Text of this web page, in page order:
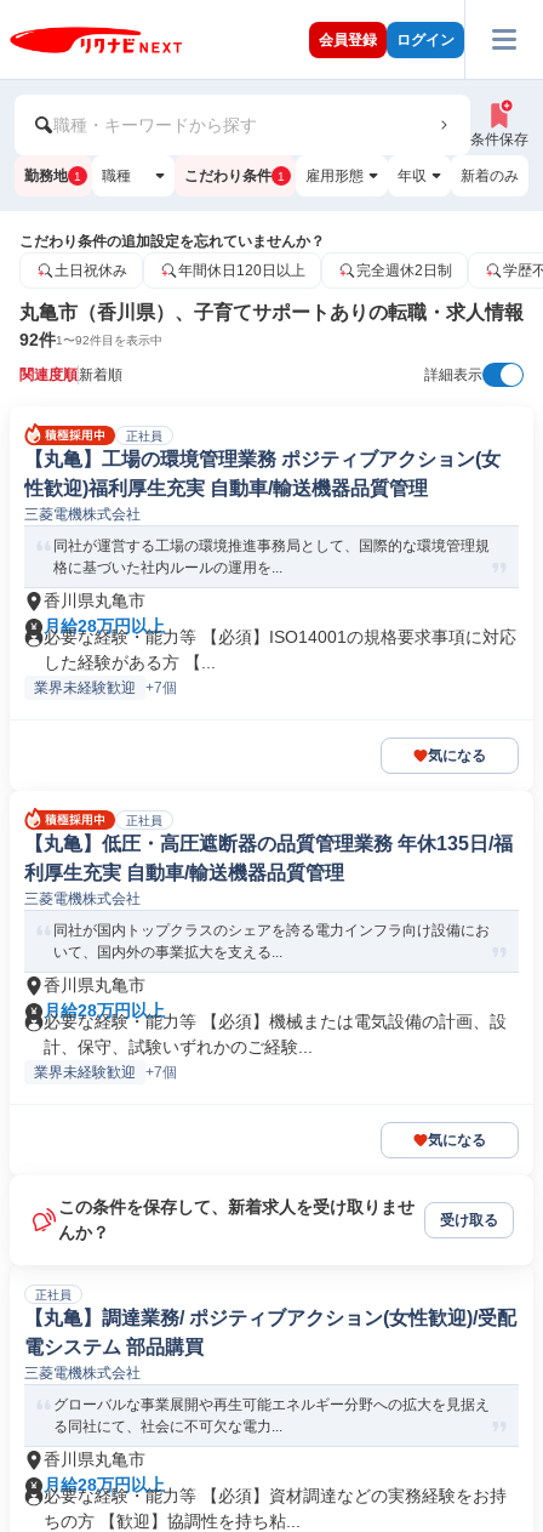
会員登録 ログイン
職種・キーワードから探す
条件保存
勤務地 1 職種 こだわり条件 1 雇用形態 年収 新着のみ
こだわり条件の追加設定を忘れていませんか？
土日祝休み
年間休日120日以上 完全週休2日制 学歴
丸亀市（香川県）、子育てサポートありの転職・求人情報
92件1〜92件目を表示中
関連度順新着順 詳細表示
正社員
【丸亀】工場の環境管理業務 ポジティブアクション(女
性歓迎)福利厚生充実 自動車/輸送機器品質管理
三菱電機株式会社
同社が運営する工場の環境推進事務局として、国際的な環境管理規
格に基づいた社内ルールの運用を...
香川県丸亀市
月給28万円以上
必要な経験・能力等 【必須】ISO14001の規格要求事項に対応
した経験がある方 【...
業界未経験歓迎 +7個
気になる
正社員
【丸亀】低圧・高圧遮断器の品質管理業務 年休135日/福
利厚生充実 自動車/輸送機器品質管理
三菱電機株式会社
同社が国内トップクラスのシェアを誇る電力インフラ向け設備にお
いて、国内外の事業拡大を支える...
香川県丸亀市
月給28万円以上
必要な経験・能力等 【必須】機械または電気設備の計画、設
計、保守、試験いずれかのご経験...
業界未経験歓迎 +7個
気になる
この条件を保存して、新着求人を受け取りませ
んか？
受け取る
正社員
【丸亀】調達業務/ ポジティブアクション(女性歓迎)/受配
電システム 部品購買
三菱電機株式会社
グローバルな事業展開や再生可能エネルギー分野への拡大を見据え
る同社にて、社会に不可欠な電力...
香川県丸亀市
月給28万円以上
必要な経験・能力等 【必須】資材調達などの実務経験をお持
ちの方 【歓迎】協調性を持ち粘...